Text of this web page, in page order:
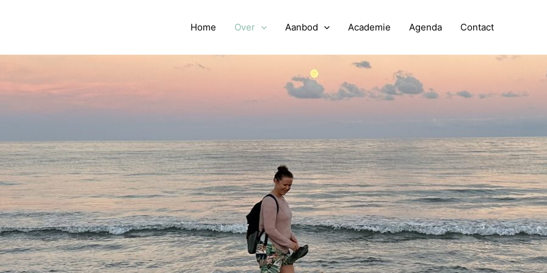
Home Over Aanbod Academie Agenda Contact